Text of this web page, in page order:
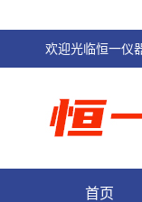
欢迎光临恒一仪
首页